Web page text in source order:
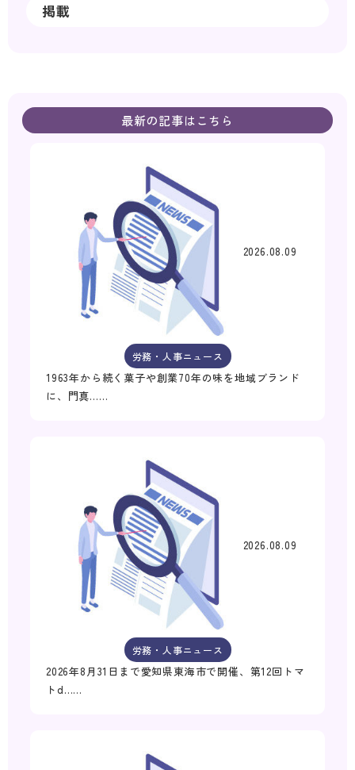
掲載
最新の記事はこちら
2026.08.09
労務・人事ニュース
1963年から続く菓子や創業70年の味を地域ブランド
に、門真……
2026.08.09
労務・人事ニュース
2026年8月31日まで愛知県東海市で開催、第12回トマ
トd……